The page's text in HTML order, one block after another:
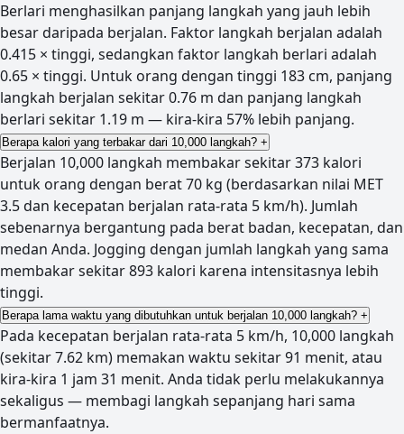
Berlari menghasilkan panjang langkah yang jauh lebih
besar daripada berjalan. Faktor langkah berjalan adalah
0.415 × tinggi, sedangkan faktor langkah berlari adalah
0.65 × tinggi. Untuk orang dengan tinggi 183 cm, panjang
langkah berjalan sekitar 0.76 m dan panjang langkah
berlari sekitar 1.19 m — kira-kira 57% lebih panjang.
Berapa kalori yang terbakar dari 10,000 langkah? +
Berjalan 10,000 langkah membakar sekitar 373 kalori
untuk orang dengan berat 70 kg (berdasarkan nilai MET
3.5 dan kecepatan berjalan rata-rata 5 km/h). Jumlah
sebenarnya bergantung pada berat badan, kecepatan, dan
medan Anda. Jogging dengan jumlah langkah yang sama
membakar sekitar 893 kalori karena intensitasnya lebih
tinggi.
Berapa lama waktu yang dibutuhkan untuk berjalan 10,000 langkah? +
Pada kecepatan berjalan rata-rata 5 km/h, 10,000 langkah
(sekitar 7.62 km) memakan waktu sekitar 91 menit, atau
kira-kira 1 jam 31 menit. Anda tidak perlu melakukannya
sekaligus — membagi langkah sepanjang hari sama
bermanfaatnya.